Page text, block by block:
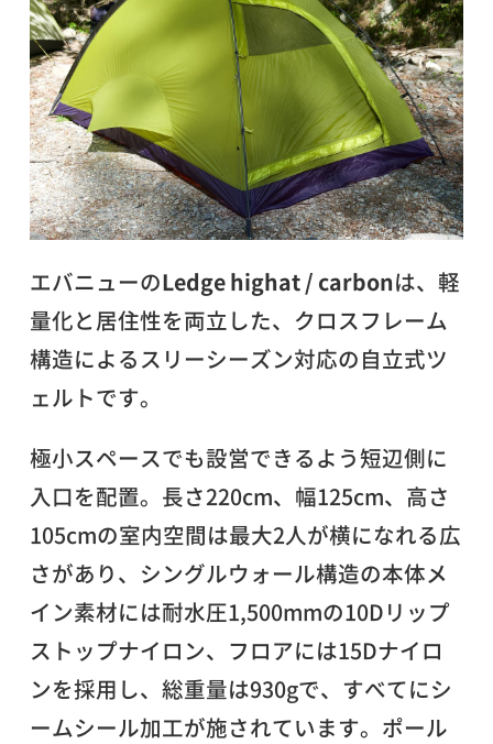
エバニューのLedge highat / carbonは、軽
量化と居住性を両立した、クロスフレーム
構造によるスリーシーズン対応の自立式ツ
ェルトです。
極小スペースでも設営できるよう短辺側に
入口を配置。長さ220cm、幅125cm、高さ
105cmの室内空間は最大2人が横になれる広
さがあり、シングルウォール構造の本体メ
イン素材には耐水圧1,500mmの10Dリップ
ストップナイロン、フロアには15Dナイロ
ンを採用し、総重量は930gで、すべてにシ
ームシール加工が施されています。ポール